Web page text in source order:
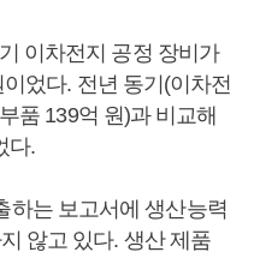
이차전지 공정 장비가
었다. 전년 동기(이차전
품 139억 원)과 비교해
다.
하는 보고서에 생산능력
않고 있다. 생산 제품